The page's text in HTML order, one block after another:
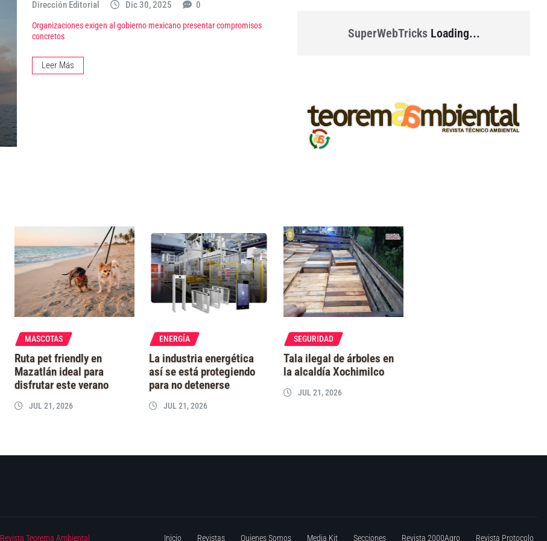
Dirección Editorial Dic 30, 2025 0
Organizaciones exigen al gobierno mexicano presentar compromisos
concretos
Leer Más
SuperWebTricksLoading...
MASCOTAS
Ruta pet friendly en
Mazatlán ideal para
disfrutar este verano
JUL 21, 2026
ENERGÍA
La industria energética
así se está protegiendo
para no detenerse
JUL 21, 2026
SEGURIDAD
Tala ilegal de árboles en
la alcaldía Xochimilco
JUL 21, 2026
Revista Teorema Ambiental Inicio Revistas Quienes Somos Media Kit Secciones Revista 2000Agro Revista Protocolo